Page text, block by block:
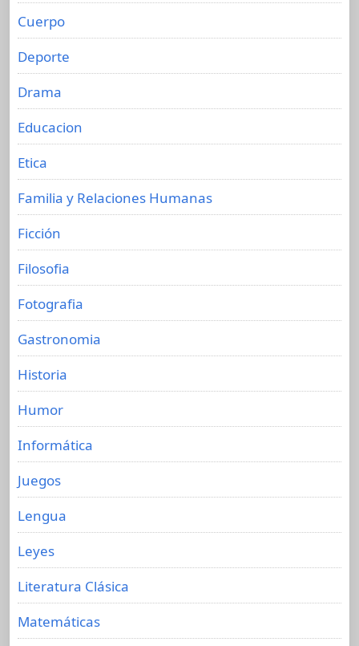
Cuerpo
Deporte
Drama
Educacion
Etica
Familia y Relaciones Humanas
Ficción
Filosofia
Fotografia
Gastronomia
Historia
Humor
Informática
Juegos
Lengua
Leyes
Literatura Clásica
Matemáticas